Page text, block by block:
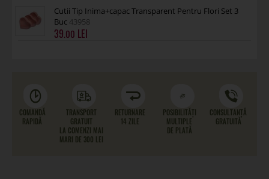
Cutii Tip Inima+capac Transparent Pentru Flori Set 3
Buc 43958
39.00
COMANDĂ
RAPIDĂ
TRANSPORT
GRATUIT
LA COMENZI MAI
MARI DE 300 LEI
RETURNARE
14 ZILE
POSIBILITĂȚI
MULTIPLE
DE PLATĂ
CONSULTANȚĂ
GRATUITĂ